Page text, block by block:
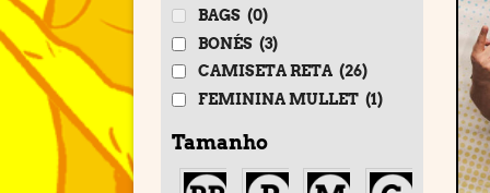
BAGS (0)
BONÉS (3)
CAMISETA RETA (26)
FEMININA MULLET (1)
Tamanho